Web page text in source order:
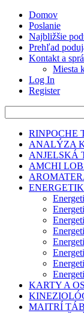
Domov
Poslanie
Najbližšie
Prehľad
Kontakt a
Miesta
Log In
Register
RINPOCHE
ANALÝZA
ANJELSKÁ
AMCHI
KARTY A
MAITRÍ